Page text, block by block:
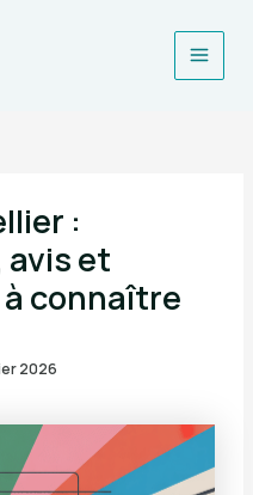
Main
:
avis et
connaître
2026